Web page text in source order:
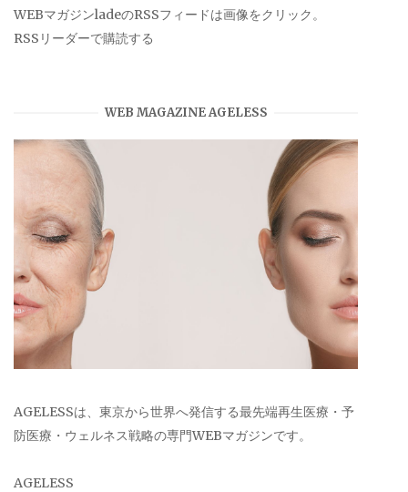
WEBマガジンladeのRSSフィードは画像をクリック。
RSSリーダーで購読する
WEB MAGAZINE AGELESS
AGELESSは、東京から世界へ発信する最先端再生医療・予
防医療・ウェルネス戦略の専門WEBマガジンです。
AGELESS